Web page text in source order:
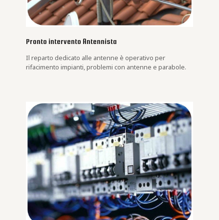
Pronto intervento Antennista
Il reparto dedicato alle antenne è operativo per
rifacimento impianti, problemi con antenne e parabole.